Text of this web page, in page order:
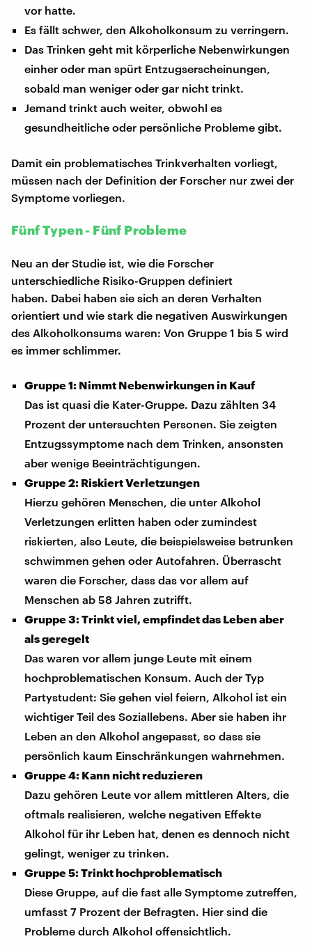
vor hatte.
Es fällt schwer, den Alkoholkonsum zu verringern.
Das Trinken geht mit körperliche Nebenwirkungen
einher oder man spürt Entzugserscheinungen,
sobald man weniger oder gar nicht trinkt.
Jemand trinkt auch weiter, obwohl es
gesundheitliche oder persönliche Probleme gibt.
Damit ein problematisches Trinkverhalten vorliegt,
müssen nach der Definition der Forscher nur zwei der
Symptome vorliegen.
Fünf Typen - Fünf Probleme
Neu an der Studie ist, wie die Forscher
unterschiedliche Risiko-Gruppen definiert
haben. Dabei haben sie sich an deren Verhalten
orientiert und wie stark die negativen Auswirkungen
des Alkoholkonsums waren: Von Gruppe 1 bis 5 wird
es immer schlimmer.
Gruppe 1: Nimmt Nebenwirkungen in Kauf
Das ist quasi die Kater-Gruppe. Dazu zählten 34
Prozent der untersuchten Personen. Sie zeigten
Entzugssymptome nach dem Trinken, ansonsten
aber wenige Beeinträchtigungen.
Gruppe 2: Riskiert Verletzungen
Hierzu gehören Menschen, die unter Alkohol
Verletzungen erlitten haben oder zumindest
riskierten, also Leute, die beispielsweise betrunken
schwimmen gehen oder Autofahren. Überrascht
waren die Forscher, dass das vor allem auf
Menschen ab 58 Jahren zutrifft.
Gruppe 3: Trinkt viel, empfindet das Leben aber
als geregelt
Das waren vor allem junge Leute mit einem
hochproblematischen Konsum. Auch der Typ
Partystudent: Sie gehen viel feiern, Alkohol ist ein
wichtiger Teil des Soziallebens. Aber sie haben ihr
Leben an den Alkohol angepasst, so dass sie
persönlich kaum Einschränkungen wahrnehmen.
Gruppe 4: Kann nicht reduzieren
Dazu gehören Leute vor allem mittleren Alters, die
oftmals realisieren, welche negativen Effekte
Alkohol für ihr Leben hat, denen es dennoch nicht
gelingt, weniger zu trinken.
Gruppe 5: Trinkt hochproblematisch
Diese Gruppe, auf die fast alle Symptome zutreffen,
umfasst 7 Prozent der Befragten. Hier sind die
Probleme durch Alkohol offensichtlich.